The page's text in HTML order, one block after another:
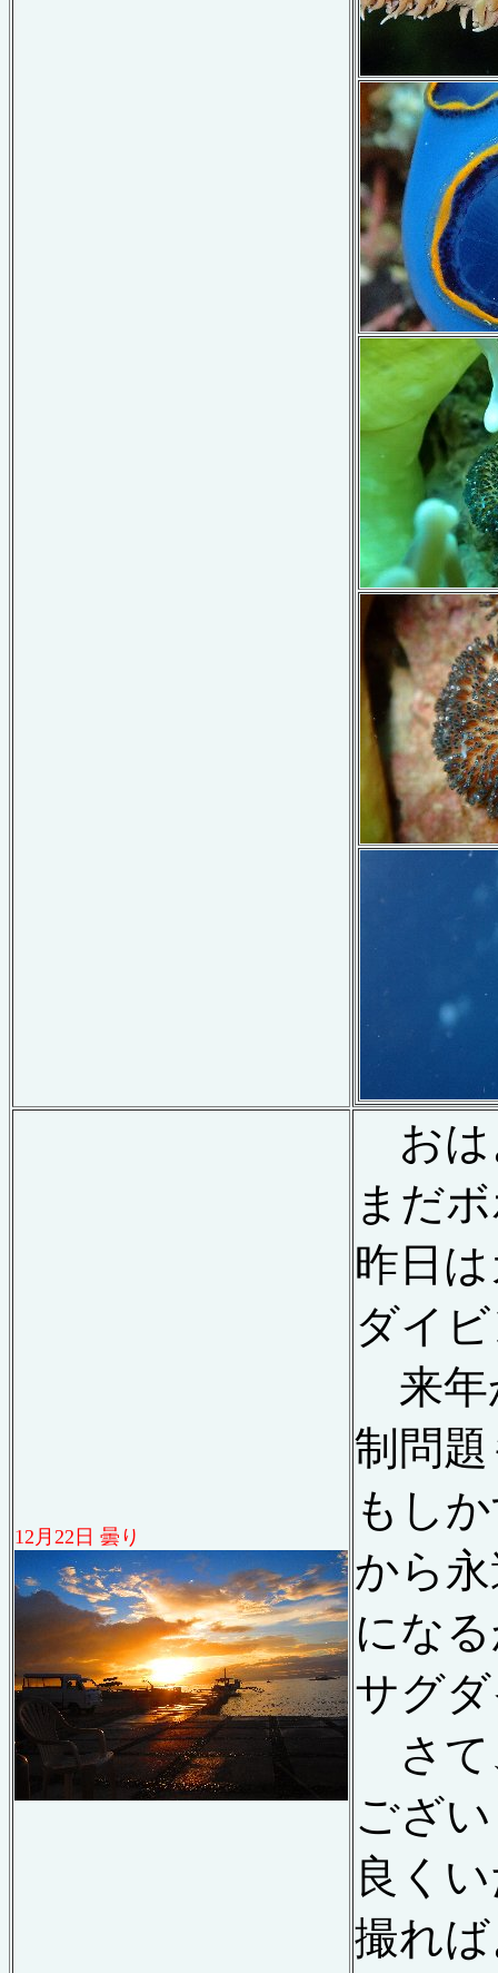
12 月 22 日 曇り
おは
まだ
昨日
ダイ
来年
制問
もし
から
にな
サグ
さて
ござ
良く
撮れ